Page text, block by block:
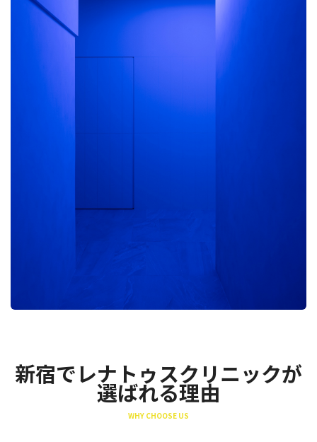
新宿でレナトゥスクリニックが
選ばれる理由
WHY CHOOSE US